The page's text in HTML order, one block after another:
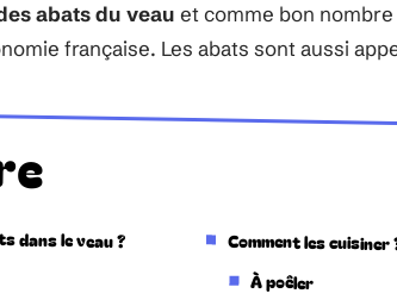
abats du veau et comme bon
française. Les abats sont aussi
dans le veau ? Comment les cuisiner
À poêler